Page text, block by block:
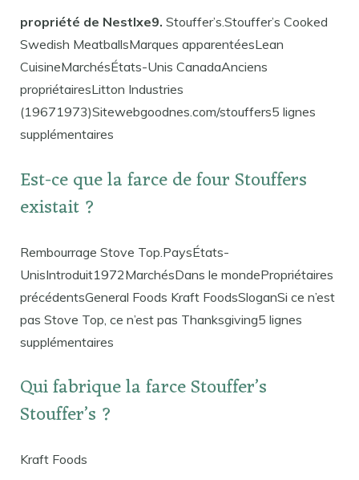
propriété de Nestlxe9. Stouffer’s.Stouffer’s Cooked
Swedish MeatballsMarques apparentéesLean
CuisineMarchésÉtats-Unis CanadaAnciens
propriétairesLitton Industries
(19671973)Sitewebgoodnes.com/stouffers5 lignes
supplémentaires
Est-ce que la farce de four Stouffers
existait ?
Rembourrage Stove Top.PaysÉtats-
UnisIntroduit1972MarchésDans le mondePropriétaires
précédentsGeneral Foods Kraft FoodsSloganSi ce n’est
pas Stove Top, ce n’est pas Thanksgiving5 lignes
supplémentaires
Qui fabrique la farce Stouffer’s
Stouffer’s ?
Kraft Foods